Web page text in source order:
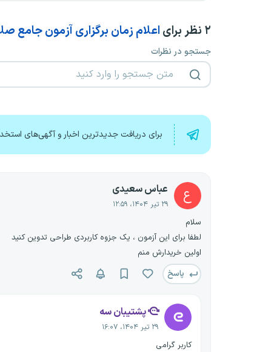
۲ نظر برای اعلام زمان برگزاری آزمون جامع
جستجو در نظرات
برای دریافت جدیدترین اخبار و آگهی‌های
ع عباس سعیدی
۲۹ تیر ۱۴۰۴، ۱۲:۵۹
سلام
لطفا برای این آزمون ، یک جزوه کاربردی طراحی تدوین کنید
اولین خریدارش منم
پاسخ
پشتیبان سه
۲۹ تیر ۱۴۰۴، ۱۶:۰۷
کاربر گرامی